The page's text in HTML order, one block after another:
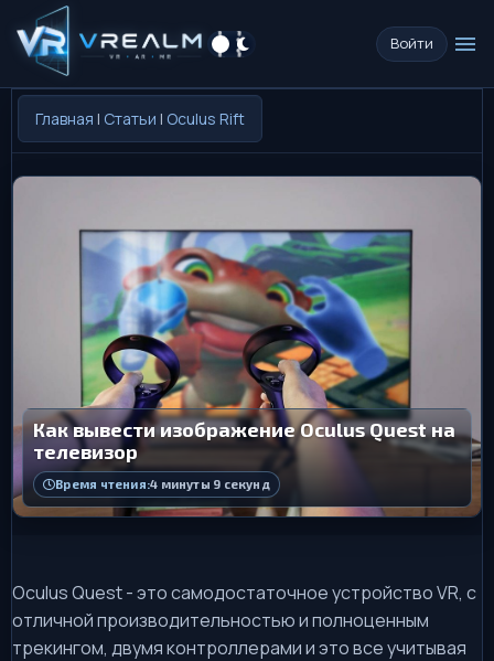
Войти menu
Главная | Статьи | Oculus Rift
Как вывести изображение Oculus Quest на
телевизор
Время чтения:4 минуты 9 секунд
Oculus Quest - это самодостаточное устройство VR, с
отличной производительностью и полноценным
трекингом, двумя контроллерами и это все учитывая